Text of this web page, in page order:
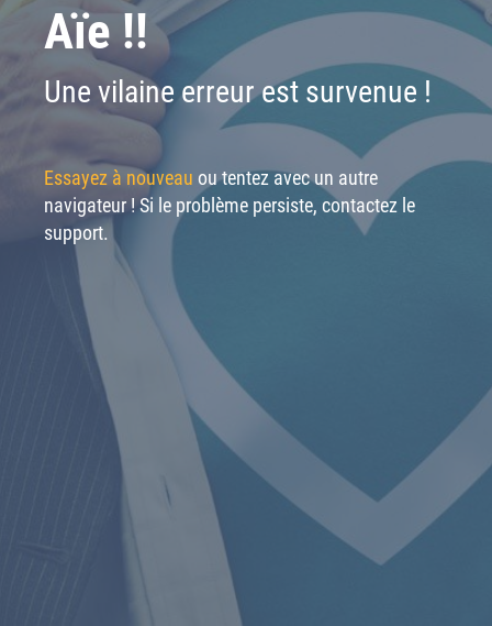
Aïe !!
Une vilaine erreur est survenue !
Essayez à nouveau ou tentez avec un autre
navigateur ! Si le problème persiste, contactez le
support.